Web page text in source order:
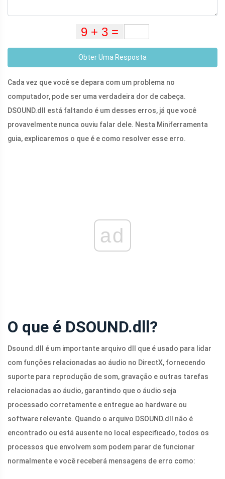
Obter Uma Resposta
Cada vez que você se depara com um problema no
computador, pode ser uma verdadeira dor de cabeça.
DSOUND.dll
está faltando é um desses erros, já que você
provavelmente nunca ouviu falar dele. Nesta Miniferramenta
guia, explicaremos o que é e como resolver esse erro.
ad
O que é DSOUND.dll?
Dsound.dll
é um importante arquivo dll que é usado para lidar
com funções relacionadas ao áudio no DirectX, fornecendo
suporte para reprodução de som, gravação e outras tarefas
relacionadas ao áudio, garantindo que o áudio seja
processado corretamente e entregue ao hardware ou
software relevante. Quando o arquivo DSOUND.dll
não é
encontrado ou está ausente no local especificado, todos os
processos que envolvem som podem parar de funcionar
normalmente e você receberá mensagens de erro como: